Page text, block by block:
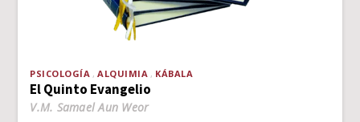
PSICOLOGÍA ALQUIMIA KÁBALA
El Quinto Evangelio
V.M. Samael Aun Weor